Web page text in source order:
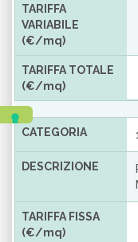
TARIFFA
VARIABILE
(€/mq)
TARIFFA TOTALE
(€/mq)
CATEGORIA
DESCRIZIONE
TARIFFA FISSA
(€/mq)